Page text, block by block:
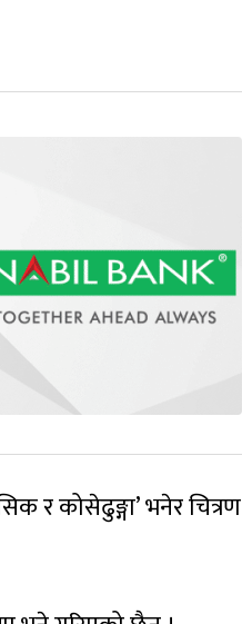
र कोसेढुङ्गा’ भनेर चित्रण